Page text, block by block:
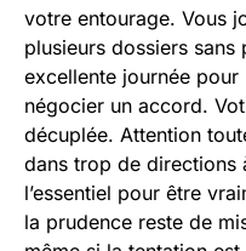
votre entourage. Vous
plusieurs dossiers sans
excellente journée
négocier un accord.
décuplée. Attention
dans trop de directions
l’essentiel pour être
la prudence reste de